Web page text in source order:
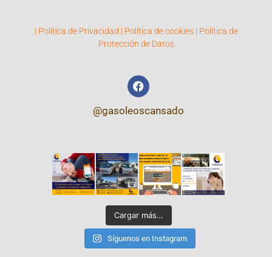
| Política de Privacidad | Política de cookies| Política de
Protección de Datos
@gasoleoscansado
Cargar más…
Síguenos en Instagram